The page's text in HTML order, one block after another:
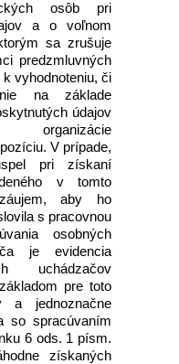
osôb pri
a o voľnom
sa zrušuje
predzmluvných
vyhodnoteniu, či
na základe
údajov
organizácie
V prípade,
pri získaní
v tomto
aby ho
s pracovnou
osobných
je evidencia
uchádzačov
pre toto
a jednoznačne
so spracúvaním
6 ods. 1 písm.
získaných